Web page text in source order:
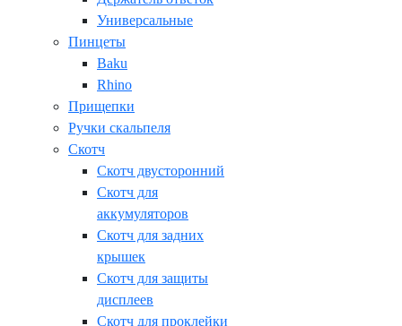
Универсальные
Пинцеты
Baku
Rhino
Прищепки
Ручки скальпеля
Скотч
Скотч двусторонний
Скотч для
аккумуляторов
Скотч для задних
крышек
Скотч для защиты
дисплеев
Скотч для проклейки